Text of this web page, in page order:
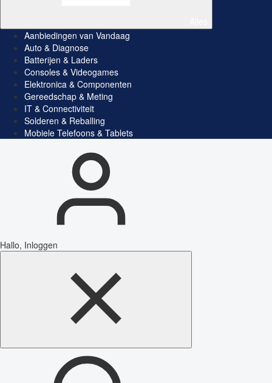
Aanbiedingen van Vandaag
Auto & Diagnose
Batterijen & Laders
Consoles & Videogames
Elektronica & Componenten
Gereedschap & Meting
IT & Connectiviteit
Solderen & Reballing
Mobiele Telefoons & Tablets
Hallo, Inloggen